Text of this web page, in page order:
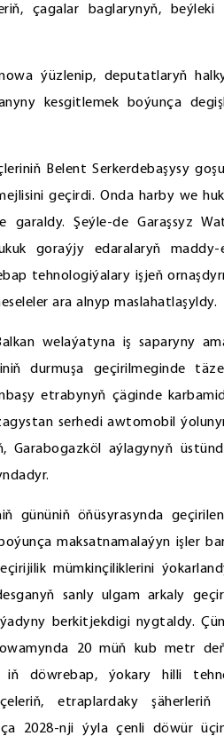
çagalar baglarynyň, beýleki
ýüzlenip, deputatlaryň
kesgitlemek boýunça
Belent Serkerdebaşysy
geçirdi. Onda harby we
Şeýle-de Garaşsyz
goraýjy edaralaryň maddy-
tehnologiýalary işjeň
ara alnyp maslahatlaşyldy.
welaýatyna iş saparyny
durmuşa geçirilmeginde
etrabynyň çäginde
serhedi awtomobil
Garabogazköl aýlagynyň
gününiň öňüsyrasynda
maksatnamalaýyn işler
mümkinçiliklerini
sanly ulgam arkaly
berkitjekdigi nygtaldy.
20 müň kub metr
döwrebap, ýokary hilli
etraplardaky
2028-nji ýyla çenli döwür